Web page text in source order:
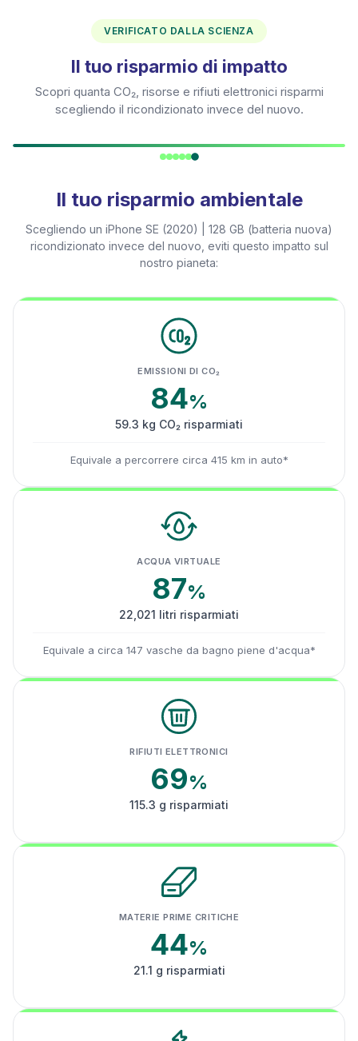
VERIFICATO DALLA SCIENZA
Il tuo risparmio di impatto
Scopri quanta CO₂, risorse e rifiuti elettronici risparmi
scegliendo il ricondizionato invece del nuovo.
Il tuo risparmio ambientale
Scegliendo un iPhone SE (2020) | 128 GB (batteria nuova)
ricondizionato invece del nuovo, eviti questo impatto sul
nostro pianeta:
EMISSIONI DI CO₂
84%
59.3 kg CO₂ risparmiati
Equivale a percorrere circa 415 km in auto*
ACQUA VIRTUALE
87%
22,021 litri risparmiati
Equivale a circa 147 vasche da bagno piene d'acqua*
RIFIUTI ELETTRONICI
69%
115.3 g risparmiati
MATERIE PRIME CRITICHE
44%
21.1 g risparmiati